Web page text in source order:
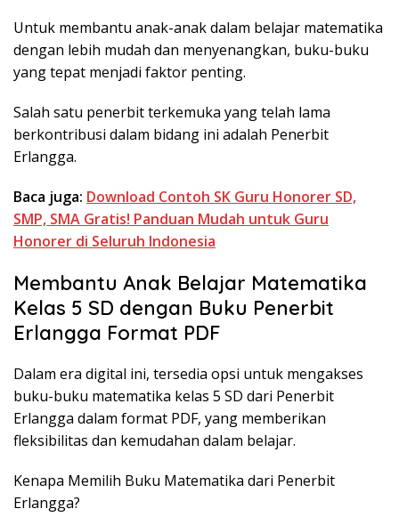
Untuk membantu anak-anak dalam belajar matematika
dengan lebih mudah dan menyenangkan, buku-buku
yang tepat menjadi faktor penting.
Salah satu penerbit terkemuka yang telah lama
berkontribusi dalam bidang ini adalah Penerbit
Erlangga.
Baca juga: Download Contoh SK Guru Honorer SD,
SMP, SMA Gratis! Panduan Mudah untuk Guru
Honorer di Seluruh Indonesia
Membantu Anak Belajar Matematika
Kelas 5 SD dengan Buku Penerbit
Erlangga Format PDF
Dalam era digital ini, tersedia opsi untuk mengakses
buku-buku matematika kelas 5 SD dari Penerbit
Erlangga dalam format PDF, yang memberikan
fleksibilitas dan kemudahan dalam belajar.
Kenapa Memilih Buku Matematika dari Penerbit
Erlangga?